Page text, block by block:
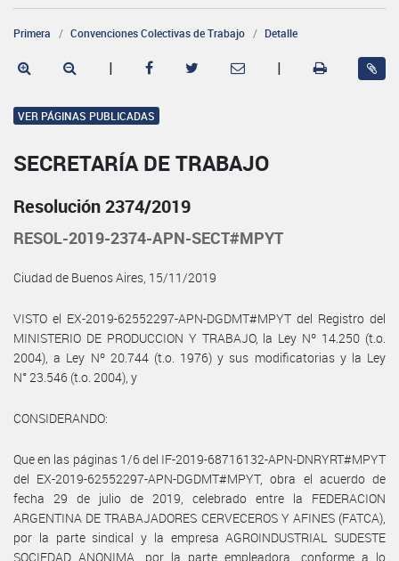
Primera Convenciones Colectivas de Trabajo Detalle
| |
VER PÁGINAS PUBLICADAS
SECRETARÍA DE TRABAJO
Resolución 2374/2019
RESOL-2019-2374-APN-SECT#MPYT
Ciudad de Buenos Aires, 15/11/2019
VISTO el EX-2019-62552297-APN-DGDMT#MPYT del Registro del
MINISTERIO DE PRODUCCION Y TRABAJO, la Ley Nº 14.250 (t.o.
2004), a Ley Nº 20.744 (t.o. 1976) y sus modificatorias y la Ley
N° 23.546 (t.o. 2004), y
CONSIDERANDO:
Que en las páginas 1/6 del IF-2019-68716132-APN-DNRYRT#MPYT
del EX-2019-62552297-APN-DGDMT#MPYT, obra el acuerdo de
fecha 29 de julio de 2019, celebrado entre la FEDERACION
ARGENTINA DE TRABAJADORES CERVECEROS Y AFINES (FATCA),
por la parte sindical y la empresa AGROINDUSTRIAL SUDESTE
SOCIEDAD ANONIMA, por la parte empleadora, conforme a lo